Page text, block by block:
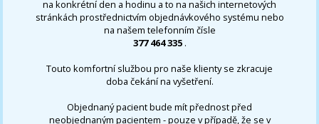
na konkrétní den a hodinu a to na našich internetových
stránkách prostřednictvím objednávkového systému nebo
na našem telefonním čísle
377 464 335 .
Touto komfortní službou pro naše klienty se zkracuje
doba čekání na vyšetření.
Objednaný pacient bude mít přednost před
neobjednaným pacientem - pouze v případě, že se v